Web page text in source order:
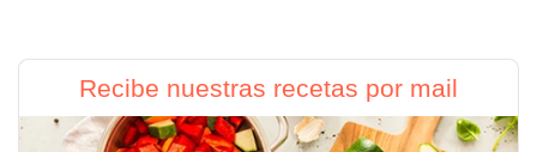
Recibe nuestras recetas por mail